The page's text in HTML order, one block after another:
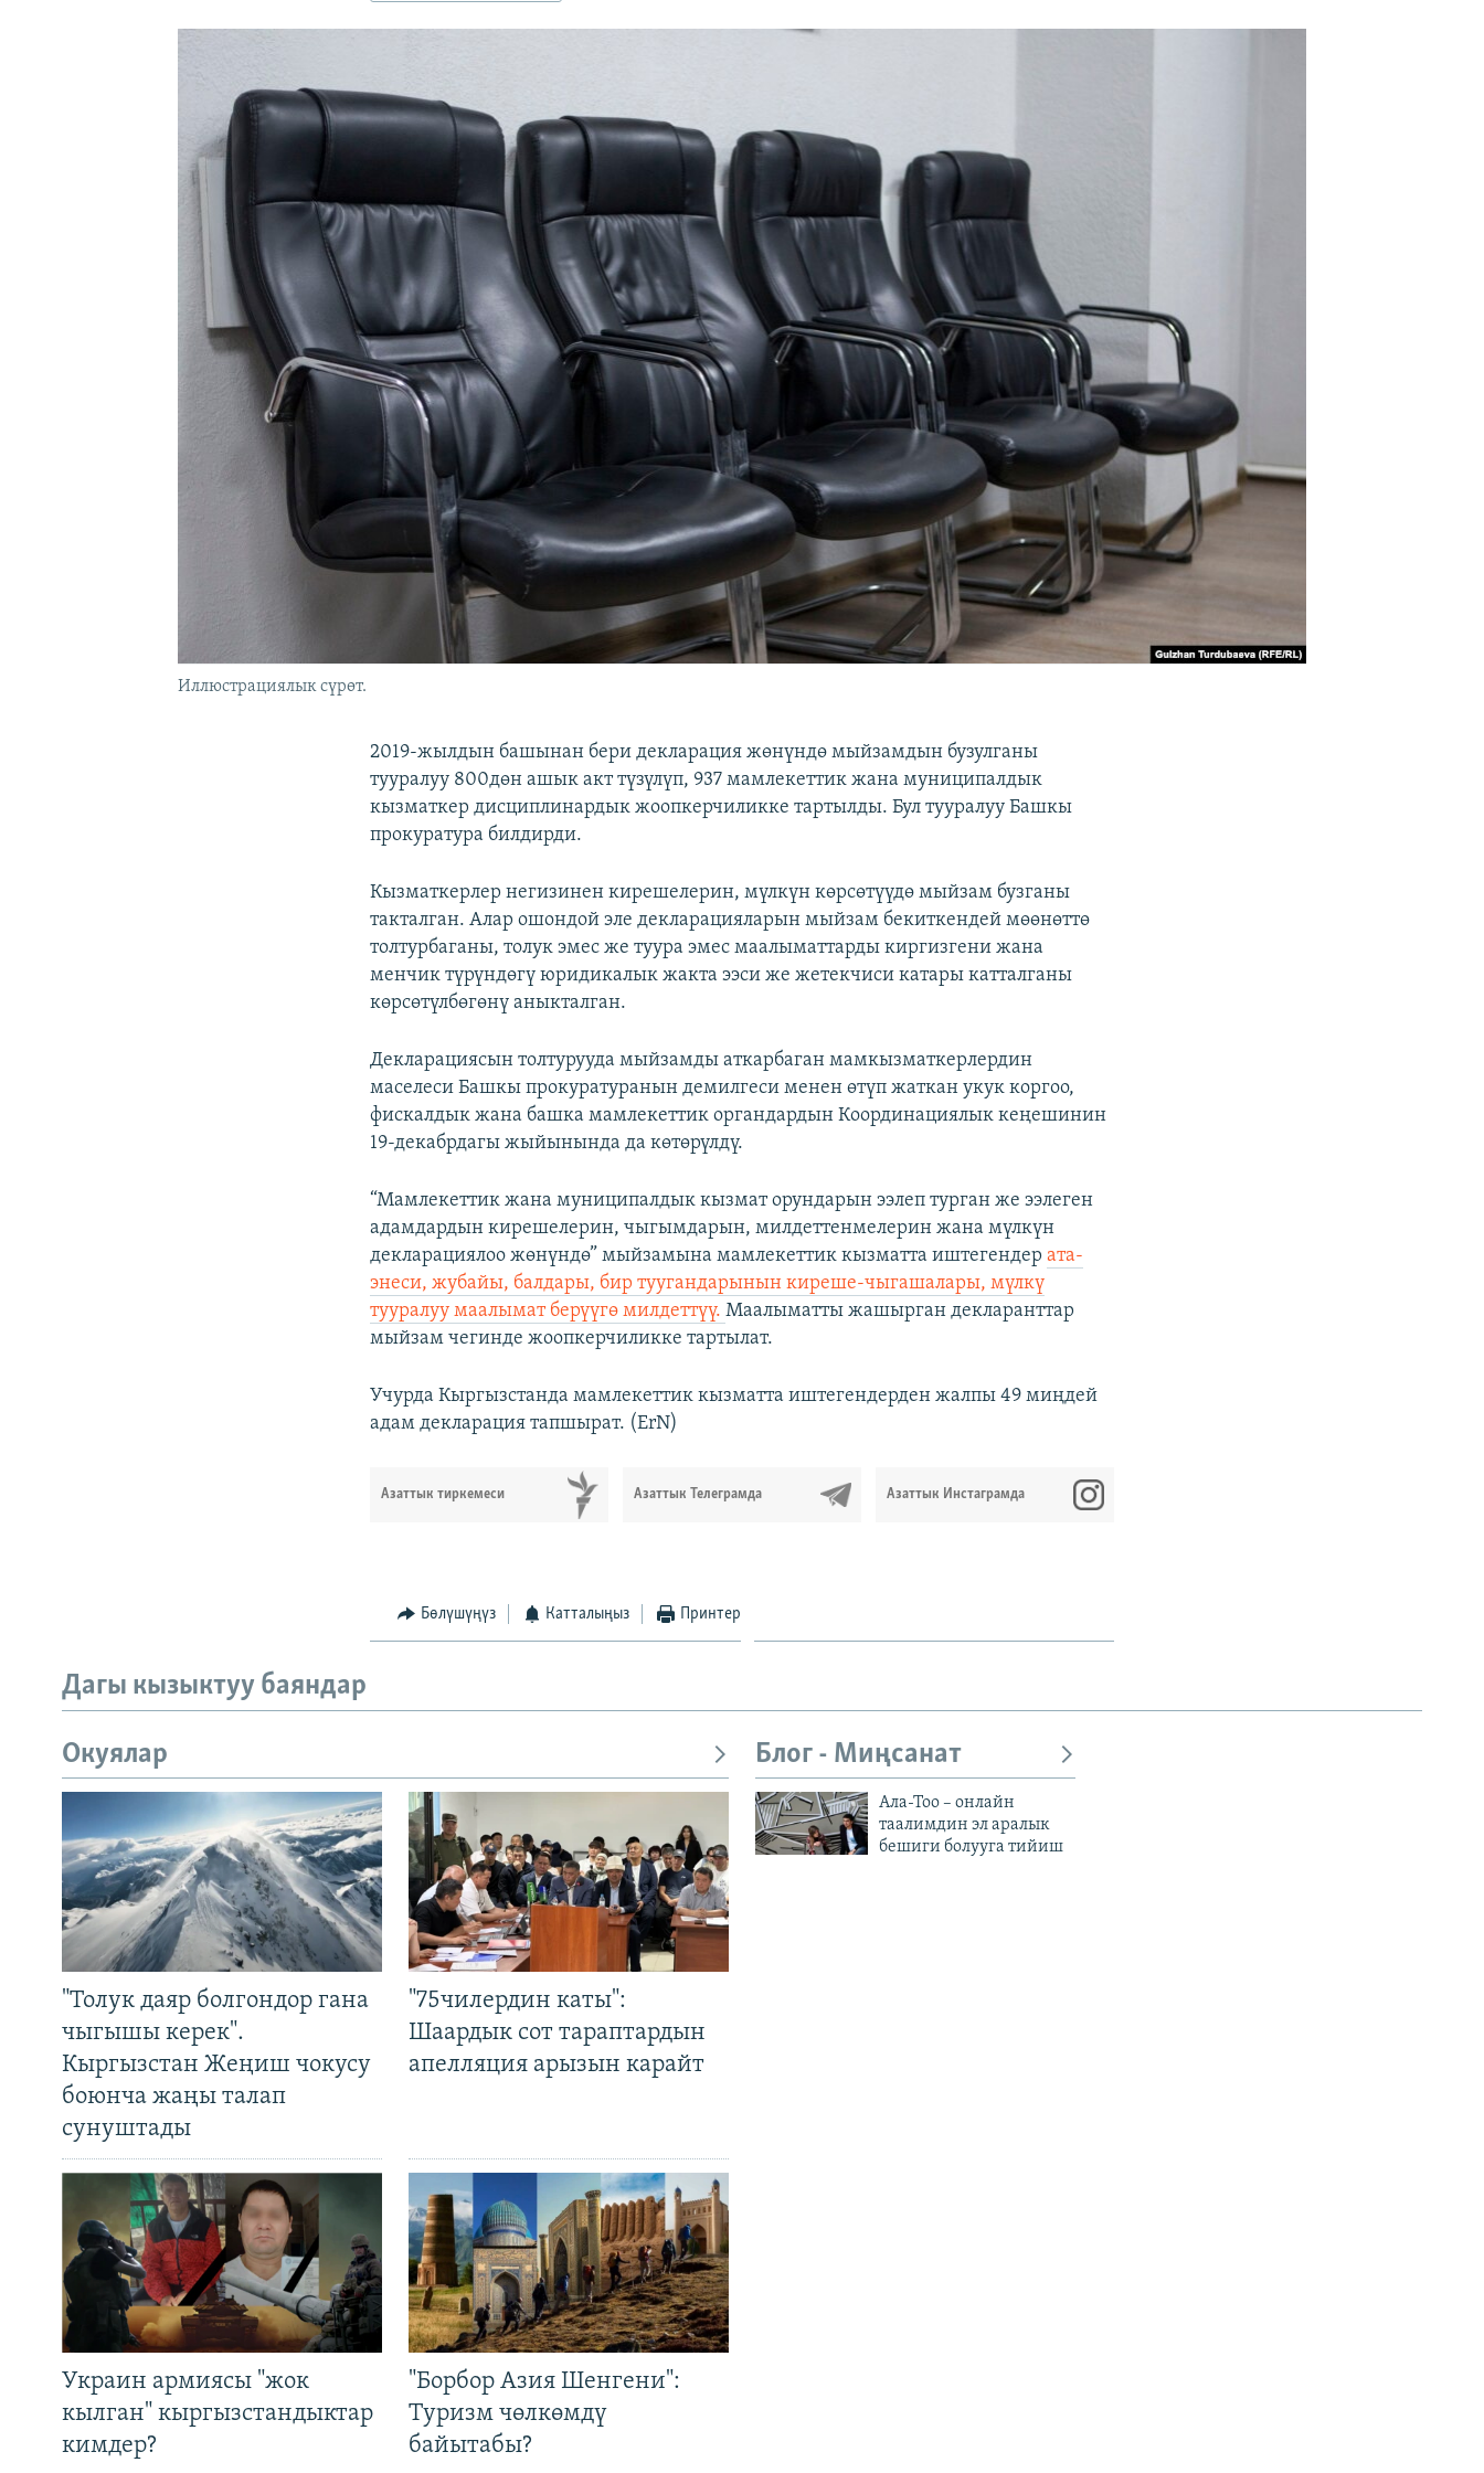
Иллюстрациялык сүрөт.
2019-жылдын башынан бери декларация жөнүндө мыйзамдын бузулганы
тууралуу 800дөн ашык акт түзүлүп, 937 мамлекеттик жана муниципалдык
кызматкер дисциплинардык жоопкерчиликке тартылды. Бул тууралуу Башкы
прокуратура билдирди.
Кызматкерлер негизинен кирешелерин, мүлкүн көрсөтүүдө мыйзам бузганы
такталган. Алар ошондой эле декларацияларын мыйзам бекиткендей мөөнөттө
толтурбаганы, толук эмес же туура эмес маалыматтарды киргизгени жана
менчик түрүндөгү юридикалык жакта ээси же жетекчиси катары катталганы
көрсөтүлбөгөнү аныкталган.
Декларациясын толтурууда мыйзамды аткарбаган мамкызматкерлердин
маселеси Башкы прокуратуранын демилгеси менен өтүп жаткан укук коргоо,
фискалдык жана башка мамлекеттик органдардын Координациялык кеңешинин
19-декабрдагы жыйынында да көтөрүлдү.
“Мамлекеттик жана муниципалдык кызмат орундарын ээлеп турган же ээлеген
адамдардын кирешелерин, чыгымдарын, милдеттенмелерин жана мүлкүн
декларациялоо жөнүндө” мыйзамына мамлекеттик кызматта иштегендерата-
энеси, жубайы, балдары, бир туугандарынын киреше-чыгашалары, мүлкү
тууралуу маалымат берүүгө милдеттүү.Маалыматты жашырган декларанттар
мыйзам чегинде жоопкерчиликке тартылат.
Учурда Кыргызстанда мамлекеттик кызматта иштегендерден жалпы 49 миңдей
адам декларация тапшырат. (ErN)
Азаттык тиркемеси Азаттык Телеграмда Азаттык Инстаграмда
Бөлүшүңүз Катталыңыз Принтер
Дагы кызыктуу баяндар
Окуялар
"Толук даяр болгондор гана
чыгышы керек".
Кыргызстан Жеңиш чокусу
боюнча жаңы талап
сунуштады
"75чилердин каты":
Шаардык сот тараптардын
апелляция арызын карайт
Украин армиясы "жок
кылган" кыргызстандыктар
кимдер?
"Борбор Азия Шенгени":
Туризм чөлкөмдү
байытабы?
Блог - Миңсанат
Ала-Тоо – онлайн
таалимдин эл аралык
бешиги болууга тийиш